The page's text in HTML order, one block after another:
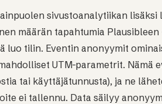
sivustoanalytiikan
määrän tapahtumia
luo tilin. Eventin anonyymit
UTM-parametrit. Nämä
tai käyttäjätunnusta), ja ne
ei tallennu. Data säilyy